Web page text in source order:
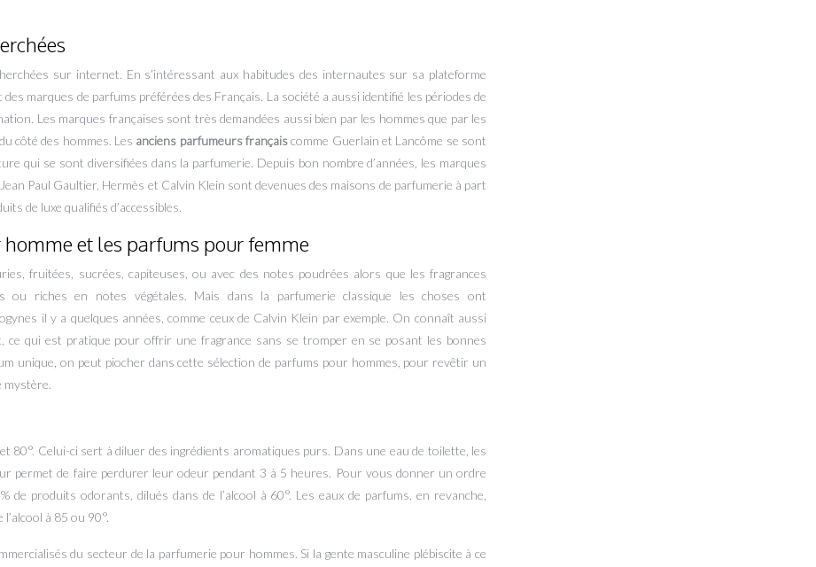
sur internet. En s’intéressant aux habitudes des internautes sur sa plateforme
marques de parfums préférées des Français. La société a aussi identifié les périodes de
Les marques françaises sont très demandées aussi bien par les hommes que par les
côté des hommes. Les anciens parfumeurs françaiscomme Guerlain et Lancôme se sont
qui se sont diversifiées dans la parfumerie. Depuis bon nombre d’années, les marques
Paul Gaultier, Hermès et Calvin Klein sont devenues des maisons de parfumerie à part
de luxe qualifiés d’accessibles.
et les parfums pour femme
fruitées, sucrées, capiteuses, ou avec des notes poudrées alors que les fragrances
ou riches en notes végétales. Mais dans la parfumerie classique les choses ont
il y a quelques années, comme ceux de Calvin Klein par exemple. On connaît aussi
ce qui est pratique pour offrir une fragrance sans se tromper en se posant les bonnes
unique, on peut piocher dans cette sélection de parfums pour hommes, pour revêtir un
mystère.
80°. Celui-ci sert à diluer des ingrédients aromatiques purs. Dans une eau de toilette, les
permet de faire perdurer leur odeur pendant 3 à 5 heures. Pour vous donner un ordre
de produits odorants, dilués dans de l’alcool à 60°. Les eaux de parfums, en revanche,
à 85 ou 90°.
du secteur de la parfumerie pour hommes. Si la gente masculine plébiscite à ce